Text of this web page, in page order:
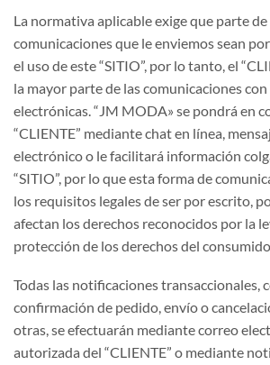
La normativa aplicable exige que parte
comunicaciones que le enviemos sean
el uso de este “SITIO”, por lo tanto, el
la mayor parte de las comunicaciones
electrónicas. “JM MODA» se pondrá en
“CLIENTE” mediante chat en línea,
electrónico o le facilitará información
“SITIO”, por lo que esta forma de
los requisitos legales de ser por escrito,
afectan los derechos reconocidos por la
protección de los derechos del
Todas las notificaciones transaccionales,
confirmación de pedido, envío o
otras, se efectuarán mediante correo
autorizada del “CLIENTE” o mediante